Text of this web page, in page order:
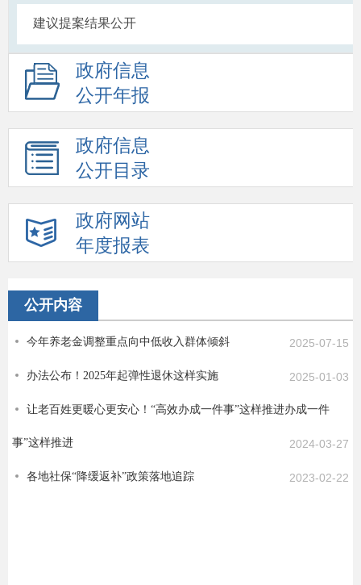
建议提案结果公开
政府信息
公开年报
政府信息
公开目录
政府网站
年度报表
公开内容
今年养老金调整重点向中低收入群体倾斜 2025-07-15
办法公布！2025年起弹性退休这样实施 2025-01-03
让老百姓更暖心更安心！“高效办成一件事”这样推进办成一件
事”这样推进 2024-03-27
各地社保“降缓返补”政策落地追踪 2023-02-22